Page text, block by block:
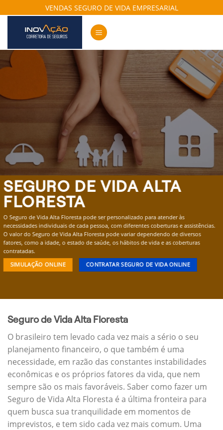
to
content
VENDAS SEGURO DE VIDA EMPRESARIAL
SEGURO DE VIDA ALTA
FLORESTA
O Seguro de Vida Alta Floresta pode ser personalizado para atender às
necessidades individuais de cada pessoa, com diferentes coberturas e assistências.
O valor do Seguro de Vida Alta Floresta pode variar dependendo de diversos
fatores, como a idade, o estado de saúde, os hábitos de vida e as coberturas
contratadas.
SIMULAÇÃO ONLINE CONTRATAR SEGURO DE VIDA ONLINE
Seguro de Vida Alta Floresta
O brasileiro tem levado cada vez mais a sério o seu
planejamento financeiro, o que também é uma
necessidade, em razão das constantes instabilidades
econômicas e os próprios fatores da vida, que nem
sempre são os mais favoráveis. Saber como fazer um
Seguro de Vida Alta Floresta é a última fronteira para
quem busca sua tranquilidade em momentos de
imprevistos, e tem sido cada vez mais comum. Uma